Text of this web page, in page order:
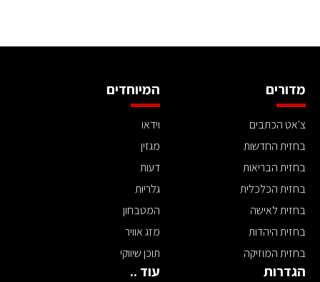
מדורים
צ'אט הכתבים
בחזית החדשות
בחזית הבריאות
בחזית הכלכלית
בחזית לאישה
בחזית היהדות
בחזית המוזיקה
המיוחדים
וידאו
מגזין
דעות
גלריות
המטבחון
מזג אוויר
תוכן שיווקי
הגדרות עוד ..